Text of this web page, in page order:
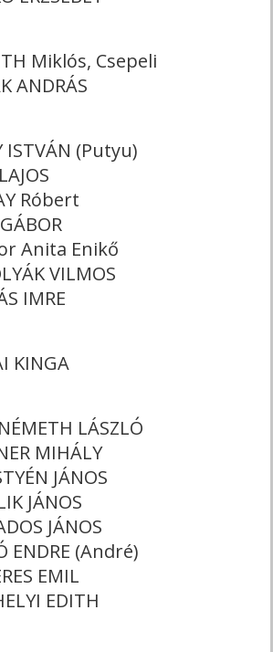
Miklós, Csepeli
ANDRÁS
ISTVÁN (Putyu)
Róbert
Anita Enikő
VILMOS
IMRE
KINGA
LÁSZLÓ
MIHÁLY
JÁNOS
JÁNOS
JÁNOS
ENDRE (André)
EMIL
EDITH